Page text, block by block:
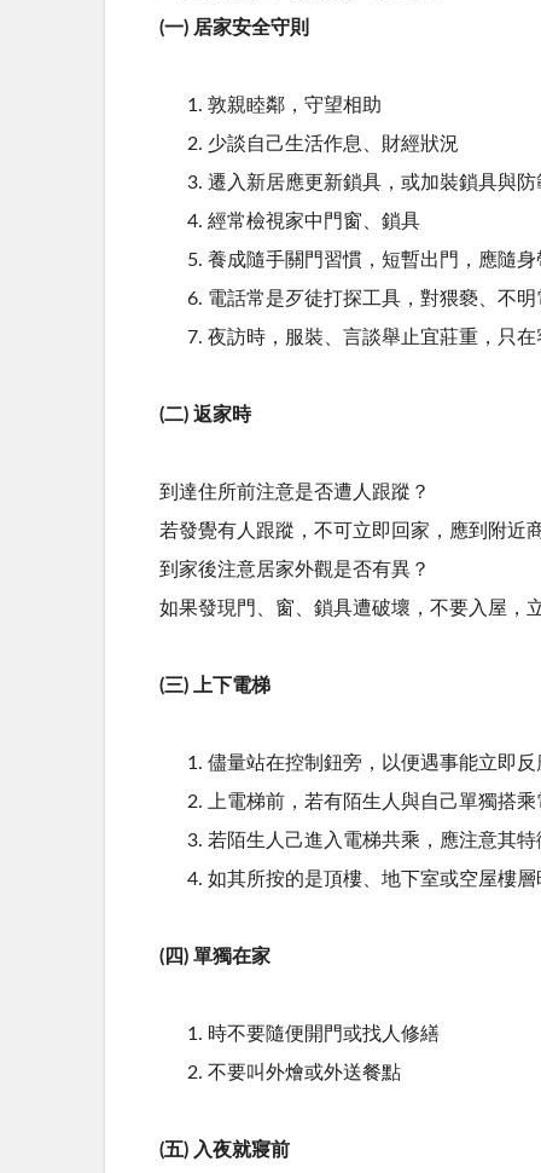
(一) 居家安全守則
敦親睦鄰，守望相助
少談自己生活作息、財經狀況
遷入新居應更新鎖具，或加裝鎖具與防
經常檢視家中門窗、鎖具
養成隨手關門習慣，短暫出門，應隨
電話常是歹徒打探工具，對猥褻、不
夜訪時，服裝、言談舉止宜莊重，只
(二) 返家時
到達住所前注意是否遭人跟蹤？
若發覺有人跟蹤，不可立即回家，應到附近
到家後注意居家外觀是否有異？
如果發現門、窗、鎖具遭破壞，不要入屋，
(三) 上下電梯
儘量站在控制鈕旁，以便遇事能立即反
上電梯前，若有陌生人與自己單獨搭
若陌生人己進入電梯共乘，應注意其
如其所按的是頂樓、地下室或空屋樓
(四) 單獨在家
時不要隨便開門或找人修繕
不要叫外燴或外送餐點
(五) 入夜就寢前